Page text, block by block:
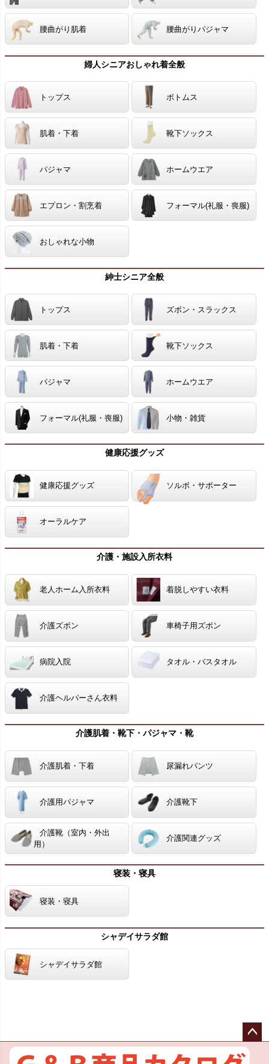
腰曲がり肌着 腰曲がりパジャマ
婦人シニアおしゃれ着全般
トップス ボトムス
肌着・下着 靴下ソックス
パジャマ ホームウエア
エプロン・割烹着 フォーマル(礼服・喪服)
おしゃれな小物
紳士シニア全般
トップス ズボン・スラックス
肌着・下着 靴下ソックス
パジャマ ホームウエア
フォーマル(礼服・喪服) 小物・雑貨
健康応援グッズ
健康応援グッズ ソルボ・サポーター
オーラルケア
介護・施設入所衣料
老人ホーム入所衣料 着脱しやすい衣料
介護ズボン 車椅子用ズボン
病院入院 タオル・バスタオル
介護ヘルパーさん衣料
介護肌着・靴下・パジャマ・靴
介護肌着・下着 尿漏れパンツ
介護用パジャマ 介護靴下
介護靴（室内・外出
用）
介護関連グッズ
寝装・寝具
寝装・寝具
シャデイサラダ館
シャデイサラダ館
ペー